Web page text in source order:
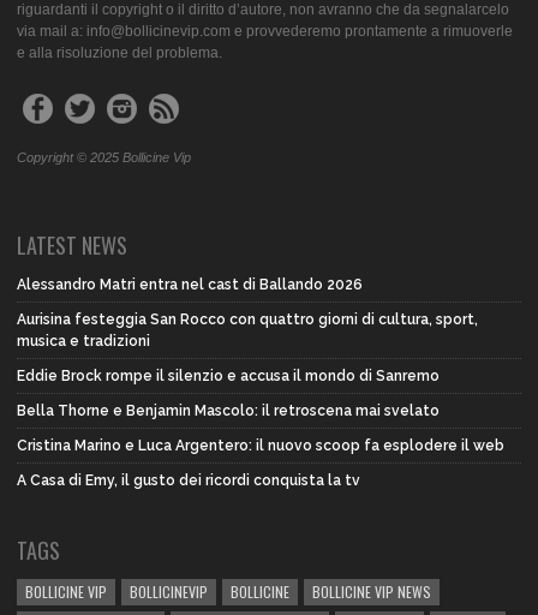
riguardanti il copyright o il diritto d’autore, non avranno che da segnalarcelo
via mail a: info@bollicinevip.com e provvederemo prontamente a rimuoverle
e alla risoluzione del problema.
Copyright © 2025 Bollicine Vip
LATEST NEWS
Alessandro Matri entra nel cast di Ballando 2026
Aurisina festeggia San Rocco con quattro giorni di cultura, sport,
musica e tradizioni
Eddie Brock rompe il silenzio e accusa il mondo di Sanremo
Bella Thorne e Benjamin Mascolo: il retroscena mai svelato
Cristina Marino e Luca Argentero: il nuovo scoop fa esplodere il web
A Casa di Emy, il gusto dei ricordi conquista la tv
TAGS
BOLLICINE VIP BOLLICINEVIP BOLLICINE
BOLLICINE VIP NEWS